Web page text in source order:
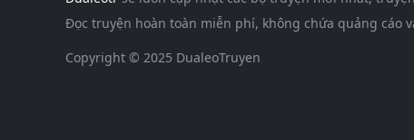
Đọc truyện hoàn toàn miễn phí, không chứa quảng cáo
Copyright © 2025 DualeoTruyen